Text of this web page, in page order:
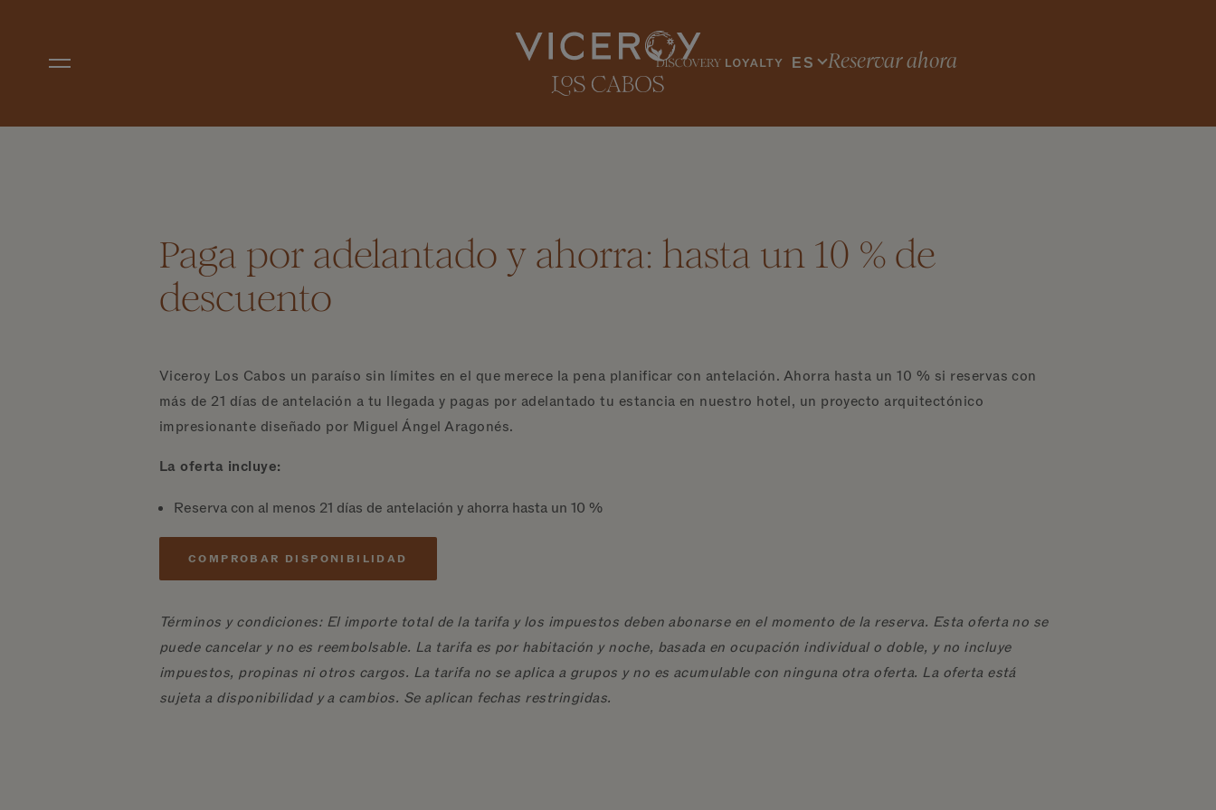
ES Reservar ahora
Paga por adelantado y ahorra: hasta un 10 % de
descuento
Viceroy Los Cabos un paraíso sin límites en el que merece la pena planificar con antelación. Ahorra hasta un 10 % si reservas con
más de 21 días de antelación a tu llegada y pagas por adelantado tu estancia en nuestro hotel, un proyecto arquitectónico
impresionante diseñado por Miguel Ángel Aragonés.
La oferta incluye:
Reserva con al menos 21 días de antelación y ahorra hasta un 10 %
COMPROBAR DISPONIBILIDAD
Términos y condiciones: El importe total de la tarifa y los impuestos deben abonarse en el momento de la reserva. Esta oferta no se
puede cancelar y no es reembolsable. La tarifa es por habitación y noche, basada en ocupación individual o doble, y no incluye
impuestos, propinas ni otros cargos. La tarifa no se aplica a grupos y no es acumulable con ninguna otra oferta. La oferta está
sujeta a disponibilidad y a cambios. Se aplican fechas restringidas.